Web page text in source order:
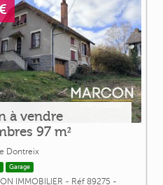
à vendre
97 m²
Dontreix
Garage
IMMOBILIER - Réf 89275 -